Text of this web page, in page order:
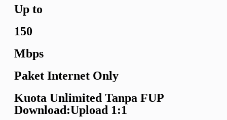
Up to
150
Mbps
Paket Internet Only
Kuota Unlimited Tanpa FUP
Download:Upload 1:1